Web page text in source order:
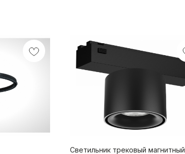
Светильник трековый магнитный